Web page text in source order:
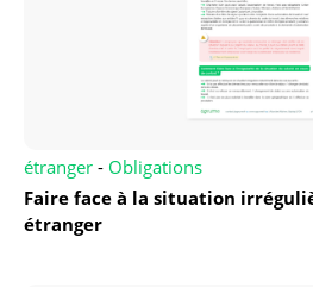
étranger - Obligations
Faire face à la situation
étranger